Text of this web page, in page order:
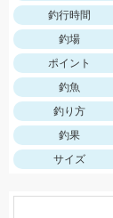
釣行時間
釣場
ポイント
釣魚
釣り方
釣果
サイズ